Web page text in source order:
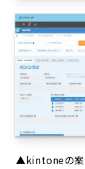
▲kintoneの案